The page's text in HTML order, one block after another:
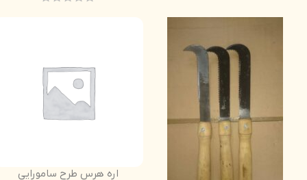
اره هرس طرح سامورایی